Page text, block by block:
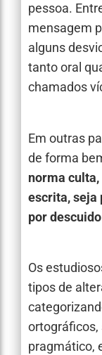
pessoa.
mensagem
alguns
tanto oral
chamados
Em outras
de forma
norma
escrita, seja
por
Os
tipos de
ortográficos,
pragmático,